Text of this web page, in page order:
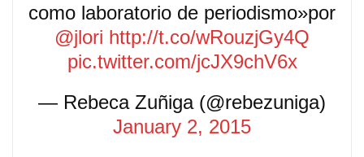
como laboratorio de periodismo»por
@jlori http://t.co/wRouzjGy4Q
pic.twitter.com/jcJX9chV6x
— Rebeca Zuñiga (@rebezuniga)
January 2, 2015